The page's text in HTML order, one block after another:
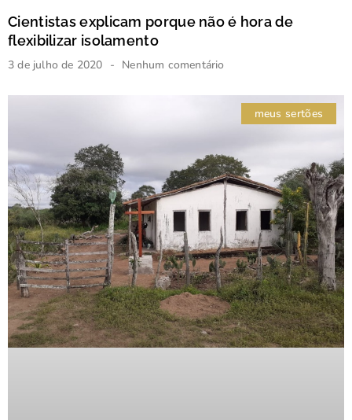
Cientistas explicam porque não é hora de
flexibilizar isolamento
3 de julho de 2020 Nenhum comentário
meus sertões